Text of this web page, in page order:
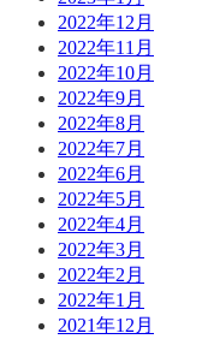
2022年12月
2022年11月
2022年10月
2022年9月
2022年8月
2022年7月
2022年6月
2022年5月
2022年4月
2022年3月
2022年2月
2022年1月
2021年12月